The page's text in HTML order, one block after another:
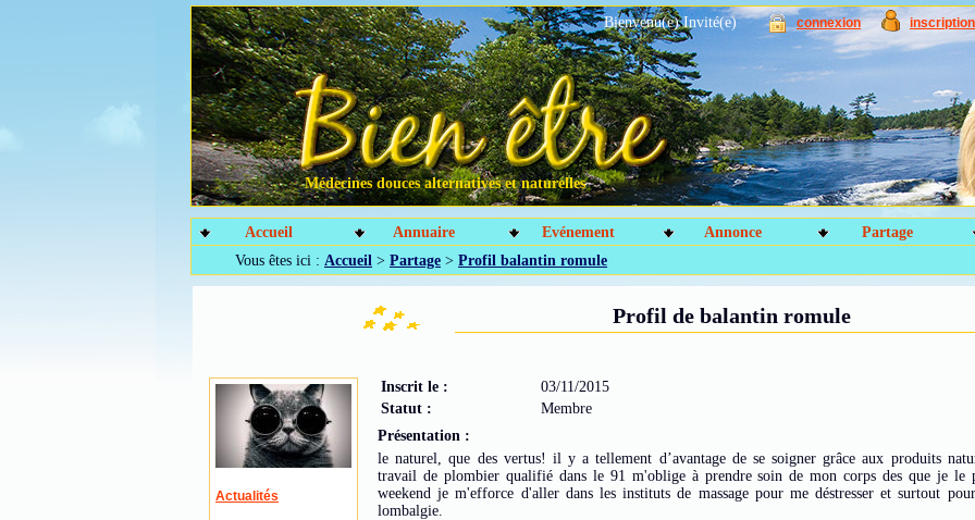
Bienvenu(e) Invité(e) connexion inscription
Médecines douces alternatives et naturelles
Accueil Annuaire Evénement Annonce Partage
Vous êtes ici : Accueil > Partage > Profil balantin romule
Profil de balantin romule
Actualités
Inscrit le :
03/11/2015
Statut :
Membre
Présentation :
le naturel, que des vertus! il y a tellement d’avantage de se soigner grâce aux produits
travail de plombier qualifié dans le 91 m'oblige à prendre soin de mon corps des que je le
weekend je m'efforce d'aller dans les instituts de massage pour me déstresser et surtout
lombalgie.